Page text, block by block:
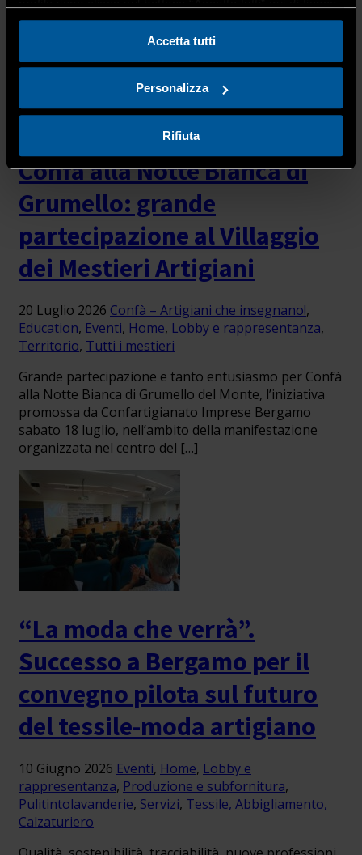
Accetta tutti
Personalizza
Rifiuta
Confà alla Notte Bianca di
Grumello: grande
partecipazione al Villaggio
dei Mestieri Artigiani
20 Luglio 2026 Confà – Artigiani che insegnano!,
Education, Eventi, Home, Lobby e rappresentanza,
Territorio, Tutti i mestieri
Grande partecipazione e tanto entusiasmo per Confà
alla Notte Bianca di Grumello del Monte, l’iniziativa
promossa da Confartigianato Imprese Bergamo
sabato 18 luglio, nell’ambito della manifestazione
organizzata nel centro del […]
“La moda che verrà”.
Successo a Bergamo per il
convegno pilota sul futuro
del tessile-moda artigiano
10 Giugno 2026 Eventi, Home, Lobby e
rappresentanza, Produzione e subfornitura,
Pulitintolavanderie, Servizi, Tessile, Abbigliamento,
Calzaturiero